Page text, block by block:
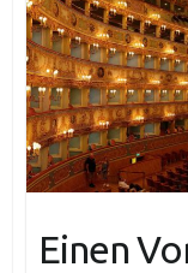
Einen